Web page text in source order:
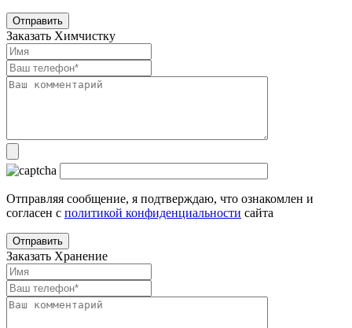
Заказать Химчистку
Отправляя сообщение, я подтверждаю, что ознакомлен и
согласен с политикой конфиденциальности сайта
Заказать Хранение